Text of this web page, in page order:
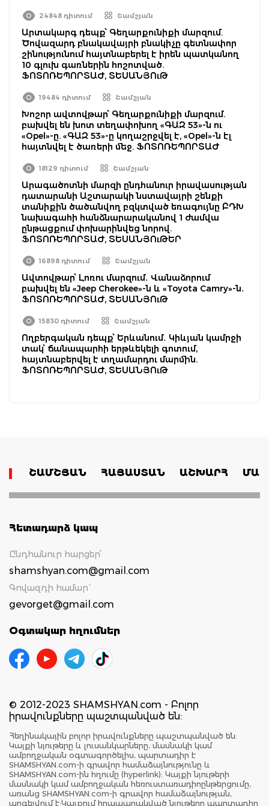
24848 դիտում Շամշյան
Արտակարգ դեպք՝ Գեղարքունիքի մարզում.
Ծովազարդ բնակավայրի բնակիչը գետնափոր
շինությունում հայտնաբերել է իրեն պատկանող
10 գլուխ գառներին հոշոտված.
ՖՈՏՈՌԵՊՈՐՏԱԺ, ՏԵՍԱՆՅՈւԹ
19484 դիտում Շամշյան
Խոշոր ավտովթար՝ Գեղարքունիքի մարզում.
բախվել են խոտ տեղափոխող «ԳԱԶ 53»-ն ու
«Opel»-ը. «ԳԱԶ 53»-ը կողաշրջվել է, «Opel»-ն էլ
հայտնվել է ծառերի մեջ. ՖՈՏՈՌԵՊՈՐՏԱԺ
18129 դիտում Շամշյան
Արագածոտնի մարզի ընդհանուր իրավասության
դատարանի Աշտարակի նստավայրի շենքի
տանիքին ծածանվող բզկտված եռագույնը ԲԴԽ
նախագահի հանձնարարականով 1 ժամվա
ընթացքում փոխարինվեց նորով.
ՖՈՏՈՌԵՊՈՐՏԱԺ, ՏԵՍԱՆՅՈւԹԵՐ
16898 դիտում Շամշյան
Ավտովթար՝ Լոռու մարզում․ Վանաձորում
բախվել են «Jeep Cherokee»-ն և «Toyota Camry»-ն․
ՖՈՏՈՌԵՊՈՐՏԱԺ, ՏԵՍԱՆՅՈւԹ
15830 դիտում Շամշյան
Ողբերգական դեպք՝ Երևանում․ Կիևյան կամրջի
տակ՝ ճանապարհի երթևեկելի գոտում,
հայտնաբերվել է տղամարդու մարմին.
ՖՈՏՈՌԵՊՈՐՏԱԺ, ՏԵՍԱՆՅՈւԹ
ՇԱՄՇՅԱՆ ՀԱՅԱՍՏԱՆ ԱՇԽԱՐՀ
Հետադարձ կապ
Ընդհանուր հարցեր՝
shamshyan.com@gmail.com
Գովազդի համար`
gevorget@gmail.com
Օգտակար հղումներ
© 2012-2023 SHAMSHYAN.com - Բոլոր
իրավունքները պաշտպանված են:
Հեղինակային բոլոր իրավունքները պաշտպանված են:
Կայքի նյութերը և լուսանկարները, մասնակի կամ
ամբողջական օգտագործելիս, պարտադիր է
SHAMSHYAN.com-ի գրավոր համաձայնությունը և
SHAMSHYAN.com-ին հղումը (hyperlink): Կայքի նյութերի
մասնակի կամ ամբողջական հեռուստառադիոընթերցումը,
առանց SHAMSHYAN.com-ի գրավոր համաձայնության,
արգելվում է:Կայքում հրապարակված նյութերը պարտադիր